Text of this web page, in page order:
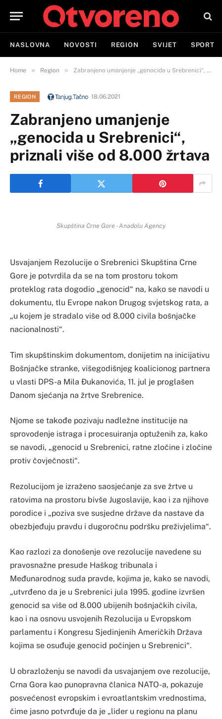
NASLOVNA NOVOSTI REGION SVIJET SPORT
Home » Region » Zabranjeno umanjenje „genocida u Srebrenici“, priznali više od 8.000 žrtava
REGION 18.06.2021
Zabranjeno umanjenje
„genocida u Srebrenici“,
priznali više od 8.000 žrtava
Skupština Crne Gore - Anadolu Agency
Usvajanjem Rezolucije o Srebrenici Skupština Crne
Gore je potvrdila da se na tom prostoru tokom
proteklog rata dogodio „genocid“ na, kako se navodi u
dokumentu, tlu Evrope nakon Drugog svjetskog rata, a
„u kojem je stradalo više od 8.000 civila bošnjačke
nacionalnosti“.
Tim skupštinskim dokumentom, donijetim na inicijativu
Bošnjačke stranke, višegodišnjeg koalicionog partnera
u vlasti DPS-a Mila Đukanovića, 11. jul je proglašen
Danom sjećanja na žrtve Srebrenice.
Njome se takođe pozivaju nadležne institucije na
sprovodenje istraga i procesuiranja optuženih za, kako
se navodi, „genocid u Srebrenici, ratne zločine i zločine
protiv čovječnosti“.
Rezolucijom je izraženo saosjećanje za sve žrtve u
ratovima na prostoru bivše Jugoslavije, kao i za njihove
porodice i „poziva sve susjedne države da nastave da
obezbjeđuju pravdu i dugoročnu podršku preživjelima“.
Kao razlozi za donošenje ove rezolucije navedene su
pravosnažne presude Haškog tribunala i
Međunarodnog suda pravde, kojima je, kako se navodi,
„utvrđeno da je u Srebrenici jula 1995. godine izvršen
genocid sa više od 8.000 ubijenih bošnjačkih civila,
kao i na osnovu usvojenih Rezolucija u Evropskom
parlamentu i Kongresu Sjedinjenih Američkih Država
kojima se osuđuje genocid počinjen u Srebrenici“.
U obrazloženju se navodi da usvajanjem ove rezolucije,
Crna Gora kao punopravna članica NATO-a, pokazuje
posvećenost evropskim i evroatlantskim vrednostima,
čime jasno potvrđuje da je „lider u regionu na planu